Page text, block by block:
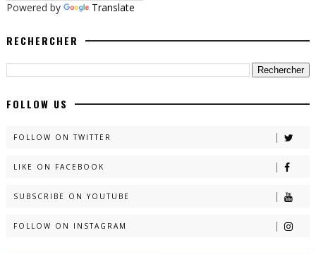
Powered by Translate
RECHERCHER
FOLLOW US
FOLLOW ON TWITTER
LIKE ON FACEBOOK
SUBSCRIBE ON YOUTUBE
FOLLOW ON INSTAGRAM